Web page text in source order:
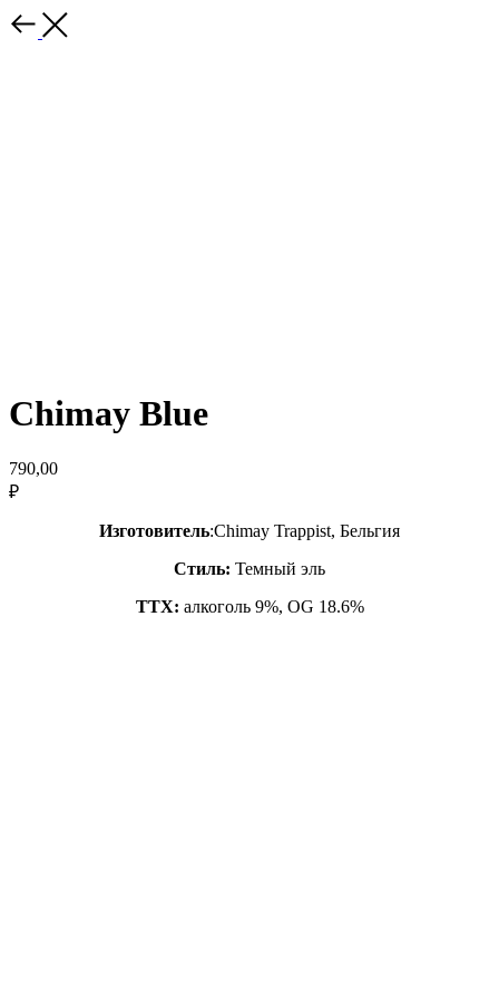
Chimay Blue
790,00
₽
Изготовитель:Chimay Trappist, Бельгия
Стиль: Темный эль
ТТХ: алкоголь 9%, OG 18.6%